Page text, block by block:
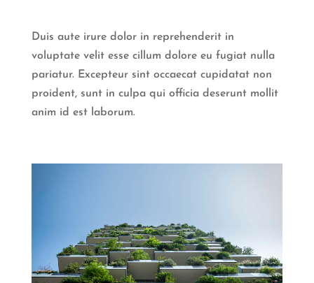
Duis aute irure dolor in reprehenderit in
voluptate velit esse cillum dolore eu fugiat nulla
pariatur. Excepteur sint occaecat cupidatat non
proident, sunt in culpa qui officia deserunt mollit
anim id est laborum.